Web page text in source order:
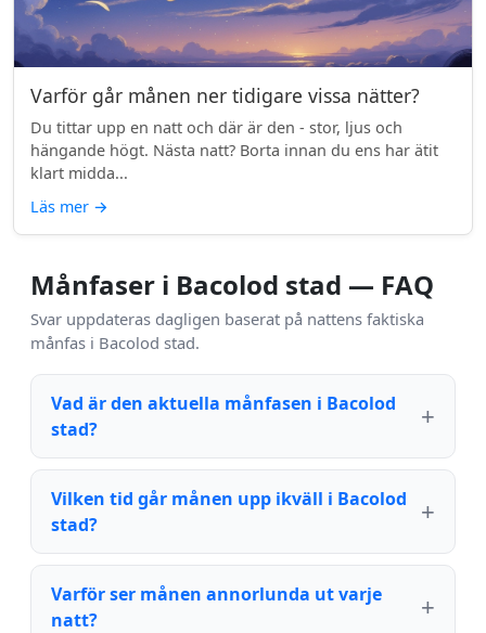
Varför går månen ner tidigare vissa nätter?
Du tittar upp en natt och där är den - stor, ljus och
hängande högt. Nästa natt? Borta innan du ens har ätit
klart midda...
Läs mer →
Månfaser i Bacolod stad — FAQ
Svar uppdateras dagligen baserat på nattens faktiska
månfas i Bacolod stad.
Vad är den aktuella månfasen i Bacolod
stad?
Vilken tid går månen upp ikväll i Bacolod
stad?
Varför ser månen annorlunda ut varje
natt?